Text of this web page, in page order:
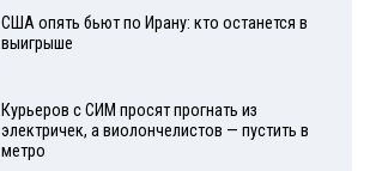
США опять бьют по Ирану: кто останется в
выигрыше
Курьеров с СИМ просят прогнать из
электричек, а виолончелистов — пустить в
метро